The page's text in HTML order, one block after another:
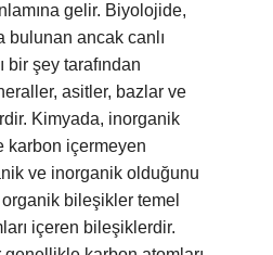
gelir. Biyolojide,
bulunan ancak canlı
bir şey tarafından
asitler, bazlar ve
Kimyada, inorganik
karbon içermeyen
ve inorganik olduğunu
organik bileşikler temel
içeren bileşiklerdir.